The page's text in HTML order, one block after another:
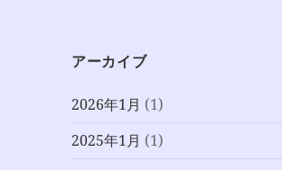
アーカイブ
2026年1月 (1)
2025年1月 (1)